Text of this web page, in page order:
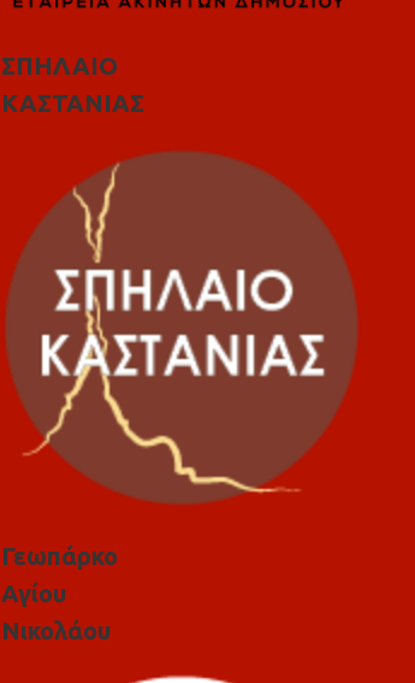
ΣΠΗΛΑΙΟ
ΚΑΣΤΑΝΙΑΣ
Γεωπάρκο
Αγίου
Νικολάου